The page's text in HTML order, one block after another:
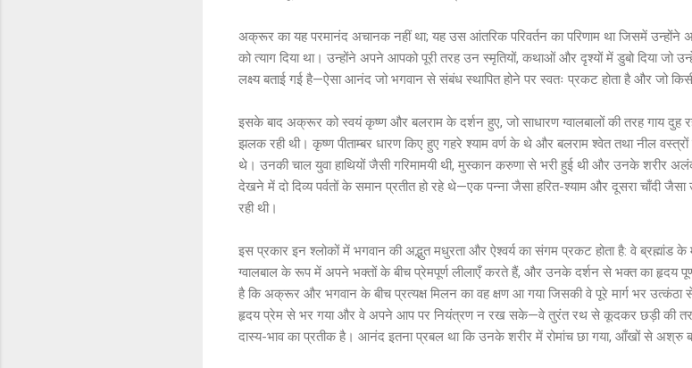
अक्रूर का यह परमानंद अचानक नहीं था; यह उस आंतरिक परिवर्तन का परिणाम था जिसमें उन्होंने
को त्याग दिया था। उन्होंने अपने आपको पूरी तरह उन स्मृतियों, कथाओं और दृश्यों में डुबो दिया जो
लक्ष्य बताई गई है—ऐसा आनंद जो भगवान से संबंध स्थापित होने पर स्वतः प्रकट होता है और जो
इसके बाद अक्रूर को स्वयं कृष्ण और बलराम के दर्शन हुए, जो साधारण ग्वालबालों की तरह गाय दुह
झलक रही थी। कृष्ण पीताम्बर धारण किए हुए गहरे श्याम वर्ण के थे और बलराम श्वेत तथा नील
थे। उनकी चाल युवा हाथियों जैसी गरिमामयी थी, मुस्कान करुणा से भरी हुई थी और उनके शरीर
देखने में दो दिव्य पर्वतों के समान प्रतीत हो रहे थे—एक पन्ना जैसा हरित-श्याम और दूसरा चाँदी
रही थी।
इस प्रकार इन श्लोकों में भगवान की अद्भुत मधुरता और ऐश्वर्य का संगम प्रकट होता है: वे
ग्वालबाल के रूप में अपने भक्तों के बीच प्रेमपूर्ण लीलाएँ करते हैं, और उनके दर्शन से भक्त का हृदय
है कि अक्रूर और भगवान के बीच प्रत्यक्ष मिलन का वह क्षण आ गया जिसकी वे पूरे मार्ग भर
हृदय प्रेम से भर गया और वे अपने आप पर नियंत्रण न रख सके—वे तुरंत रथ से कूदकर छड़ी की
दास्य-भाव का प्रतीक है। आनंद इतना प्रबल था कि उनके शरीर में रोमांच छा गया, आँखों से अश्रु